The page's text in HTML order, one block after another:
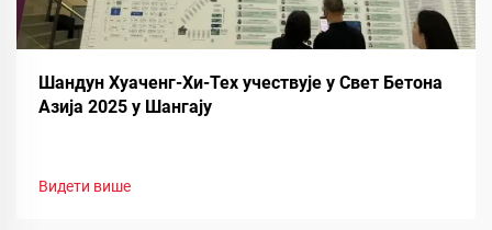
Шандун Хуаченг-Хи-Тех учествује у Свет Бетона
Азија 2025 у Шангају
Видети више